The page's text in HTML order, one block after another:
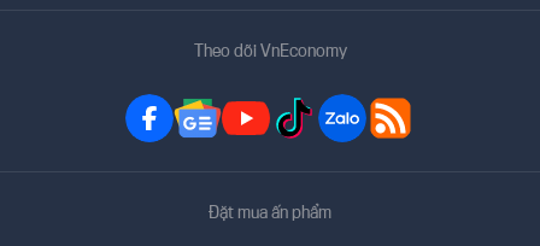
Theo dõi VnEconomy
Đặt mua ấn phẩm